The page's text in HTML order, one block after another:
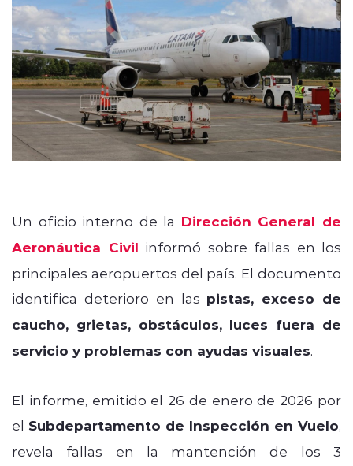
Un oficio interno de la Dirección General de
Aeronáutica Civil informó sobre fallas en los
principales aeropuertos del país. El documento
identifica deterioro en las pistas, exceso de
caucho, grietas, obstáculos, luces fuera de
servicio y problemas con ayudas visuales.
El informe, emitido el 26 de enero de 2026 por
el Subdepartamento de Inspección en Vuelo,
revela fallas en la mantención de los 3